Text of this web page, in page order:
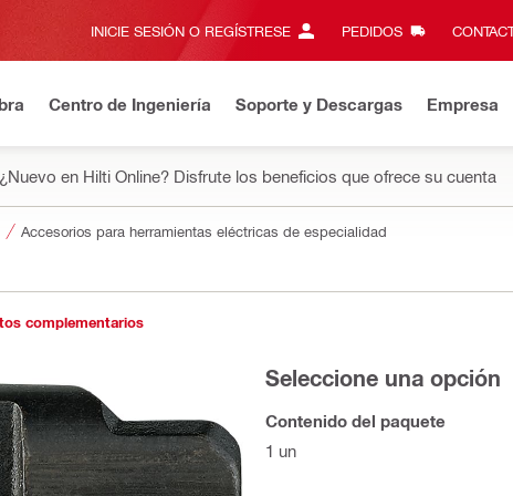
INICIE SESIÓN O REGÍSTRESE PEDIDOS
Centro de Ingeniería Soporte y Descargas Empresa
¿Nuevo en Hilti Online? Disfrute los beneficios que ofrece su cuenta
Accesorios para herramientas eléctricas de especialidad
complementarios
Seleccione una opción
Contenido del paquete
1 un